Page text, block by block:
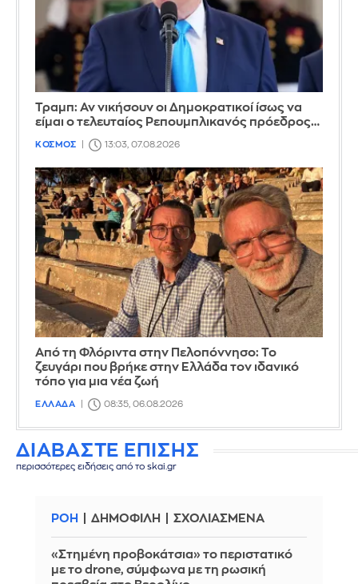
Τραμπ: Αν νικήσουν οι Δημοκρατικοί ίσως να
είμαι ο τελευταίος Ρεπουμπλικανός πρόεδρος…
ΚΟΣΜΟΣ 13:03, 07.08.2026
Από τη Φλόριντα στην Πελοπόννησο: Το
ζευγάρι που βρήκε στην Ελλάδα τον ιδανικό
τόπο για μια νέα ζωή
ΕΛΛΑΔΑ 08:35, 06.08.2026
ΔΙΑΒΑΣΤΕ ΕΠΙΣΗΣ
περισσότερες ειδήσεις από το skai.gr
ΡΟΗ ΔΗΜΟΦΙΛΗ ΣΧΟΛΙΑΣΜΕΝΑ
«Στημένη προβοκάτσια» το περιστατικό
με το drone, σύμφωνα με τη ρωσική